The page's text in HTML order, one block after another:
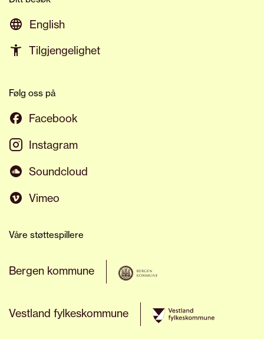
English
Tilgjengelighet
Følg oss på
Facebook
Instagram
Soundcloud
Vimeo
Våre støttespillere
Bergen kommune
Vestland fylkeskommune